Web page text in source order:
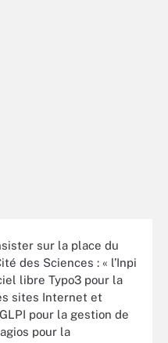
sur la place du
des Sciences : « l’Inpi
libre Typo3 pour la
sites Internet et
pour la gestion de
pour la